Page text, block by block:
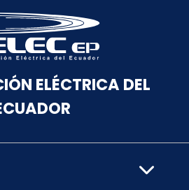
herramientas
ELÉCTRICA DEL